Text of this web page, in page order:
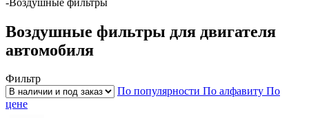
Воздушные фильтры для двигателя
автомобиля
Фильтр
По популярности По алфавиту По
цене